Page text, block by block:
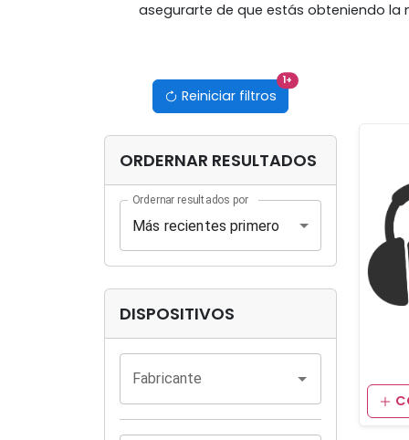
asegurarte de que estás obteniendo la
Reiniciar filtros
1+filtros activos
ORDERNAR RESULTADOS
Ordernar resultados por
Más recientes primero
DISPOSITIVOS
Fabricante